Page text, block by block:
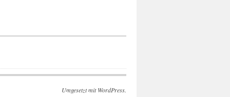
Umgesetzt mit WordPress.